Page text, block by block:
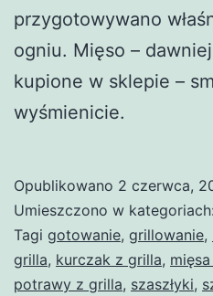
przygotowywano
ogniu. Mięso –
kupione w sklepie –
wyśmienicie.
Opublikowano 2 czerwca,
Umieszczono w kategoriach:
Tagi gotowanie, grillowanie,
grilla, kurczak z grilla,
potrawy z grilla, szaszłyki,